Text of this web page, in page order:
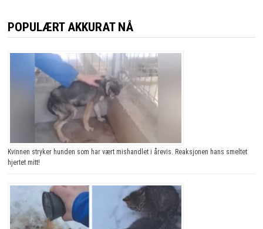
POPULÆRT AKKURAT NÅ
Kvinnen stryker hunden som har vært mishandlet i årevis. Reaksjonen hans smeltet
hjertet mitt!